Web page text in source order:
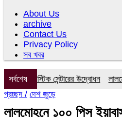
About Us
archive
Contact Us
Privacy Policy
সব খবর
সর্বশেষ সেন্টারের উদ্বোধন
প্রচ্ছদ / দেশ জুড়ে
লালমোহনে ১০০ পিস